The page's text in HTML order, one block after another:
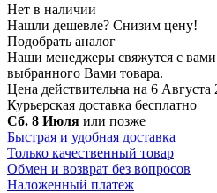
Нет в наличии
Нашли дешевле? Снизим цену!
Подобрать аналог
Наши менеджеры свяжутся с
выбранного Вами товара.
Цена действительна на 6 Августа
Курьерская доставка бесплатно
Сб. 8 Июля или позже
Быстрая и удобная доставка
Только качественный товар
Обмен и возврат без вопросов
Наложенный платеж